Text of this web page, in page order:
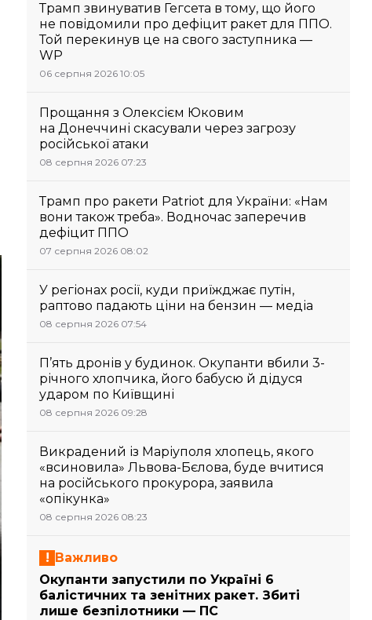
Трамп звинуватив Гегсета в тому, що його
не повідомили про дефіцит ракет для ППО.
Той перекинув це на свого заступника —
WP
06 серпня 2026 10:05
Прощання з Олексієм Юковим
на Донеччині скасували через загрозу
російської атаки
08 серпня 2026 07:23
Трамп про ракети Patriot для України: «Нам
вони також треба». Водночас заперечив
дефіцит ППО
07 серпня 2026 08:02
У регіонах росії, куди приїжджає путін,
раптово падають ціни на бензин — медіа
08 серпня 2026 07:54
П’ять дронів у будинок. Окупанти вбили 3-
річного хлопчика, його бабусю й дідуся
ударом по Київщині
08 серпня 2026 09:28
Викрадений із Маріуполя хлопець, якого
«всиновила» Львова-Бєлова, буде вчитися
на російського прокурора, заявила
«опікунка»
08 серпня 2026 08:23
Важливо
Окупанти запустили по Україні 6
балістичних та зенітних ракет. Збиті
лише безпілотники — ПС